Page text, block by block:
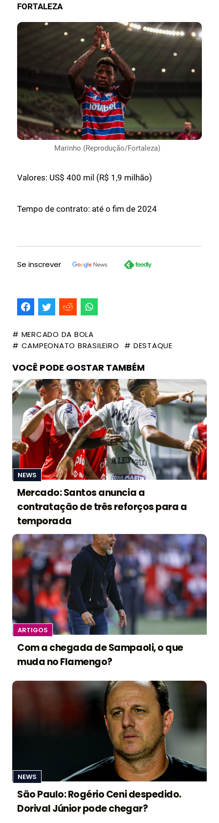
FORTALEZA
Marinho (Reprodução/Fortaleza)
Valores: US$ 400 mil (R$ 1,9 milhão)
Tempo de contrato: até o fim de 2024
Se inscrever
# MERCADO DA BOLA
# CAMPEONATO BRASILEIRO
# DESTAQUE
VOCÊ PODE GOSTAR TAMBÉM
NEWS
Mercado: Santos anuncia a
contratação de três reforços para a
temporada
ARTIGOS
Com a chegada de Sampaoli, o que
muda no Flamengo?
NEWS
São Paulo: Rogério Ceni despedido.
Dorival Júnior pode chegar?